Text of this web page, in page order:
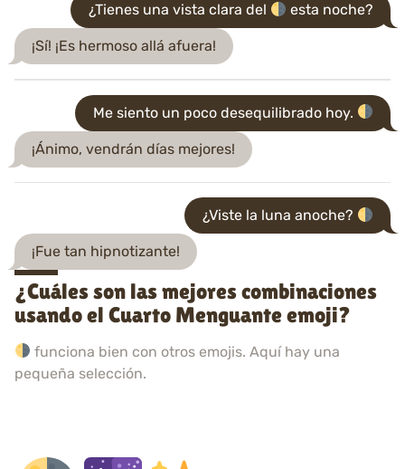
¿Tienes una vista clara del esta noche?
¡Sí! ¡Es hermoso allá afuera!
Me siento un poco desequilibrado hoy.
¡Ánimo, vendrán días mejores!
¿Viste la luna anoche?
¡Fue tan hipnotizante!
¿Cuáles son las mejores combinaciones
usando el Cuarto Menguante emoji?
funciona bien con otros emojis. Aquí hay una
pequeña selección.